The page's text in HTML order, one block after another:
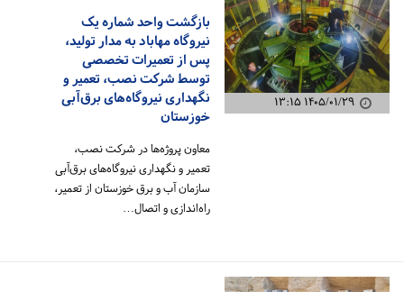
۱۴۰۵/۰۱/۲۹ ۱۳:۱۵
بازگشت واحد شماره یک
نیروگاه مهاباد به مدار تولید،
پس از تعمیرات تخصصی
توسط شرکت نصب، تعمیر و
نگهداری نیروگاه‌های برق‌آبی
خوزستان
معاون پروژه‌ها در شرکت نصب،
تعمیر و نگهداری نیروگاه‌های برق‌آبی
سازمان آب و برق خوزستان از تعمیر،
راه‌اندازی و اتصال…